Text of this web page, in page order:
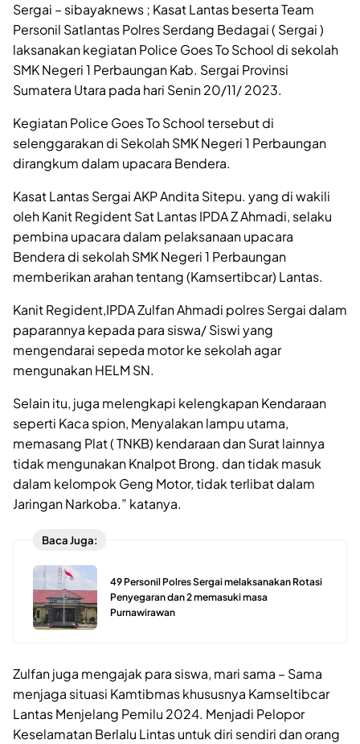
Sergai – sibayaknews ; Kasat Lantas beserta Team
Personil Satlantas Polres Serdang Bedagai ( Sergai )
laksanakan kegiatan Police Goes To School di sekolah
SMK Negeri 1 Perbaungan Kab. Sergai Provinsi
Sumatera Utara pada hari Senin 20/11/ 2023.
Kegiatan Police Goes To School tersebut di
selenggarakan di Sekolah SMK Negeri 1 Perbaungan
dirangkum dalam upacara Bendera.
Kasat Lantas Sergai AKP Andita Sitepu. yang di wakili
oleh Kanit Regident Sat Lantas IPDA Z Ahmadi, selaku
pembina upacara dalam pelaksanaan upacara
Bendera di sekolah SMK Negeri 1 Perbaungan
memberikan arahan tentang (Kamsertibcar) Lantas.
Kanit Regident,IPDA Zulfan Ahmadi polres Sergai dalam
paparannya kepada para siswa/ Siswi yang
mengendarai sepeda motor ke sekolah agar
mengunakan HELM SN.
Selain itu, juga melengkapi kelengkapan Kendaraan
seperti Kaca spion, Menyalakan lampu utama,
memasang Plat ( TNKB) kendaraan dan Surat lainnya
tidak mengunakan Knalpot Brong. dan tidak masuk
dalam kelompok Geng Motor, tidak terlibat dalam
Jaringan Narkoba.” katanya.
Baca Juga:
49 Personil Polres Sergai melaksanakan Rotasi
Penyegaran dan 2 memasuki masa
Purnawirawan
Zulfan juga mengajak para siswa, mari sama – Sama
menjaga situasi Kamtibmas khususnya Kamseltibcar
Lantas Menjelang Pemilu 2024. Menjadi Pelopor
Keselamatan Berlalu Lintas untuk diri sendiri dan orang